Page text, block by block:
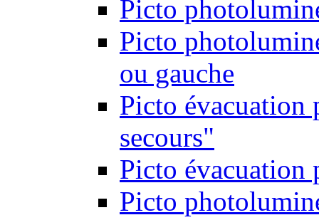
Picto
Picto
ou gauche
Picto évacuation
secours"
Picto évacuation
Picto